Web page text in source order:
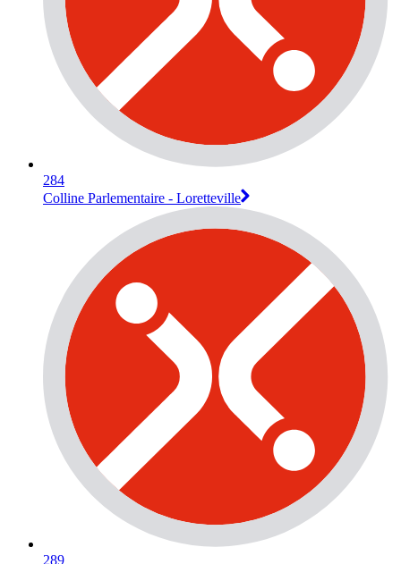
284
Colline Parlementaire - Loretteville
289